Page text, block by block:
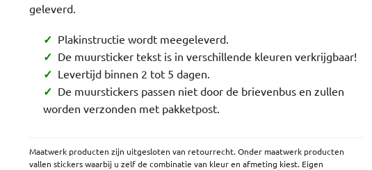
geleverd.
✓ Plakinstructie wordt meegeleverd.
✓ De muursticker tekst is in verschillende kleuren verkrijgbaar!
✓ Levertijd binnen 2 tot 5 dagen.
✓ De muurstickers passen niet door de brievenbus en zullen
worden verzonden met pakketpost.
Maatwerk producten zijn uitgesloten van retourrecht. Onder maatwerk producten
vallen stickers waarbij u zelf de combinatie van kleur en afmeting kiest. Eigen